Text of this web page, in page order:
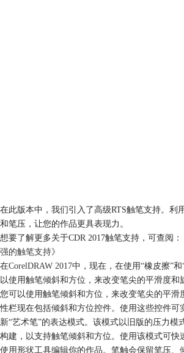
在此版本中，我们引入了高级RTS触笔支持。利
和笔压，让您的作品更具表现力。
想要了解更多关于CDR 2017触笔支持，可查阅：
强的触笔支持》
在CorelDRAW 2017中，现在，在使用“橡皮擦”
以使用触笔倾斜和方位，来改变笔尖的平滑度和
您可以使用触笔倾斜和方位，来改变笔尖的平滑
性栏现在包括倾斜和方位控件。使用这些控件可
新“艺术笔”的表达模式。该模式以旧版的压力模
构建，以支持触笔倾斜和方位。使用该模式可快
使用形状工具编辑你的作品。笔触会保留笔压、